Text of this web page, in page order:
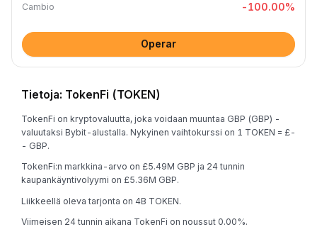
Cambio -100.00%
Operar
Tietoja: TokenFi (TOKEN)
TokenFi on kryptovaluutta, joka voidaan muuntaa GBP (GBP) -
valuutaksi Bybit-alustalla. Nykyinen vaihtokurssi on 1 TOKEN = £-
- GBP.
TokenFi:n markkina-arvo on £5.49M GBP ja 24 tunnin
kaupankäyntivolyymi on £5.36M GBP.
Liikkeellä oleva tarjonta on 4B TOKEN.
Viimeisen 24 tunnin aikana TokenFi on noussut 0.00%.